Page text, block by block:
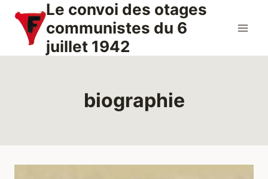
contenu
Le convoi des otages
communistes du 6
juillet 1942
biographie